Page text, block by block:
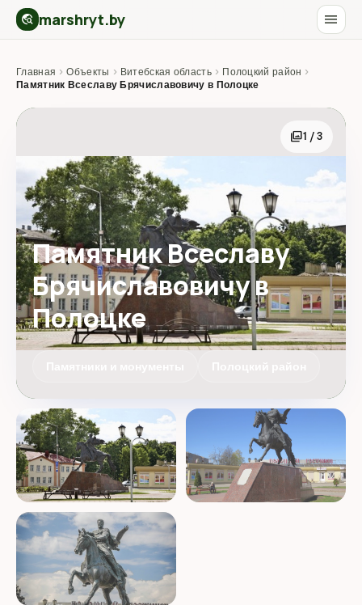
travel_explore marshryt.by menu
Главная › Объекты › Витебская область › Полоцкий район ›
Памятник Всеславу Брячиславовичу в Полоцке
photo_library1 / 3
Памятник Всеславу
Брячиславовичу в
Полоцке